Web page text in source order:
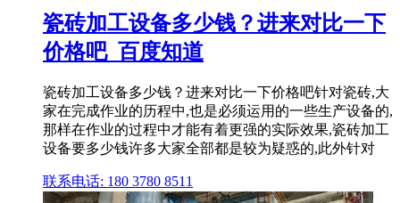
瓷砖加工设备多少钱？进来对比一下
价格吧_百度知道
瓷砖加工设备多少钱？进来对比一下价格吧针对瓷砖,大
家在完成作业的历程中,也是必须运用的一些生产设备的,
那样在作业的过程中才能有着更强的实际效果,瓷砖加工
设备要多少钱许多大家全部都是较为疑惑的,此外针对
联系电话: 180 3780 8511